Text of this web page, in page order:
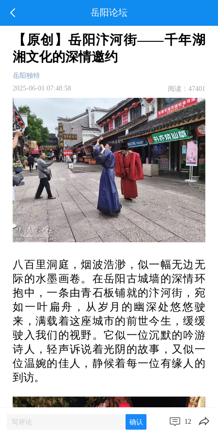
岳阳论坛
【原创】岳阳汴河街——千年湖
湘文化的深情邀约
岳阳独特
2025-06-01 07:48:58
阅读：47401
八百里洞庭，烟波浩渺，似一幅无边无
际的水墨画卷。在岳阳古城墙的深情环
抱中，一条由青石板铺就的汴河街，宛
如一叶扁舟，从岁月的幽深处悠悠驶
来，满载着这座城市的前世今生，缓缓
驶入我们的视野。它似一位沉默的吟游
诗人，轻声诉说着光阴的故事，又似一
位温婉的佳人，静候着每一位有缘人的
到访。
确认 12